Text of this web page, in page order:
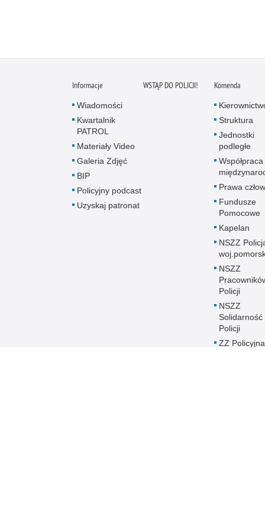
Informacje
Wiadomości
Kwartalnik
PATROL
Materiały Video
Galeria Zdjęć
BIP
Policyjny podcast
Uzyskaj patronat
WSTĄP DO POLICJI! Komenda
Struktura
Jednostki
podległe
Współpraca
Prawa
Fundusze
Pomocowe
Kapelan
NSZZ
NSZZ
Policji
NSZZ
Solidarność
Policji
ZZ Policyjna